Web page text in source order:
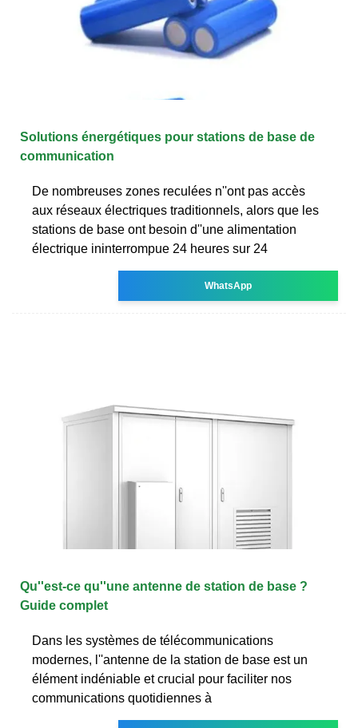
Solutions énergétiques pour stations de base de
communication
De nombreuses zones reculées n''ont pas accès
aux réseaux électriques traditionnels, alors que les
stations de base ont besoin d''une alimentation
électrique ininterrompue 24 heures sur 24
WhatsApp
Qu''est-ce qu''une antenne de station de base ?
Guide complet
Dans les systèmes de télécommunications
modernes, l''antenne de la station de base est un
élément indéniable et crucial pour faciliter nos
communications quotidiennes à